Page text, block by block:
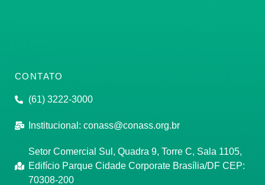
CONTATO
(61) 3222-3000
Institucional: conass@conass.org.br
Setor Comercial Sul, Quadra 9, Torre C, Sala 1105,
Edifício Parque Cidade Corporate Brasília/DF CEP:
70308-200